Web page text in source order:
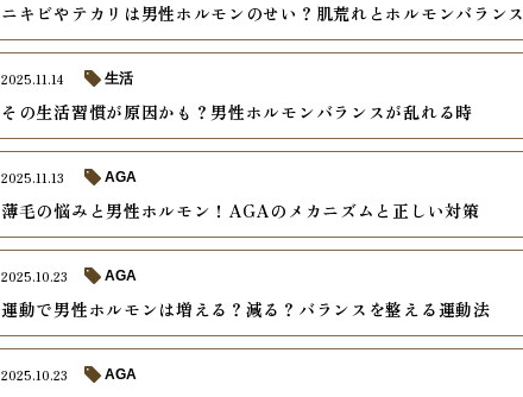
ニキビやテカリは男性ホルモンのせい？肌荒れとホルモンバランス
その生活習慣が原因かも？男性ホルモンバランスが乱れる時
2025.11.14 生活
薄毛の悩みと男性ホルモン！AGAのメカニズムと正しい対策
2025.11.13 AGA
運動で男性ホルモンは増える？減る？バランスを整える運動法
2025.10.23 AGA
2025.10.23 AGA